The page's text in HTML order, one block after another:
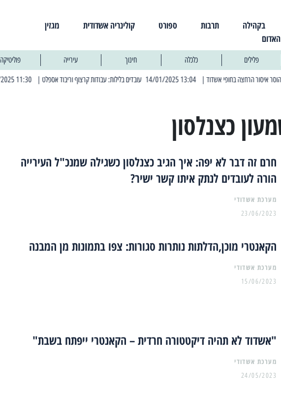
בקהילה תרבות ספורט קולינריה אשדודית
מגזין
פלילים כלכלה חינוך עירייה פוליטיקה
| 13:04 14/01/2025 עובדים בלילות: עבודות קרצוף וריבוד אספלט | 11:30 03/03/2025 בחמישי הקרוב: הרחובות בהם תהיה הפסקת חשמל יזומה
כצנלסון
חרם זה דבר לא יפה: איך הגיב כצנלסון כשגילה שמנכ"ל העירייה
הורה לעובדים לנתק איתו קשר ישיר?
מערכת אשדודי
23/06/2023
הקאנטרי מוכן,הדלתות נותרות סגורות: צפו בתמונות מן המבנה
מערכת אשדודי
15/06/2023
"אשדוד לא תהיה דיקטטורה חרדית – הקאנטרי ייפתח בשבת"
מערכת אשדודי
24/05/2023